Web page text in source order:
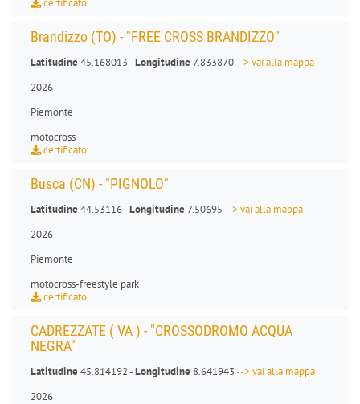
Brandizzo (TO) - "FREE CROSS BRANDIZZO"
Latitudine45.168013 -Longitudine7.833870--> vai alla mappa
2026
Piemonte
motocross
certificato
Busca (CN) - "PIGNOLO"
Latitudine44.53116 -Longitudine7.50695--> vai alla mappa
2026
Piemonte
motocross-freestyle park
certificato
CADREZZATE ( VA ) - "CROSSODROMO ACQUA
NEGRA"
Latitudine45.814192 -Longitudine 8.641943--> vai alla mappa
2026